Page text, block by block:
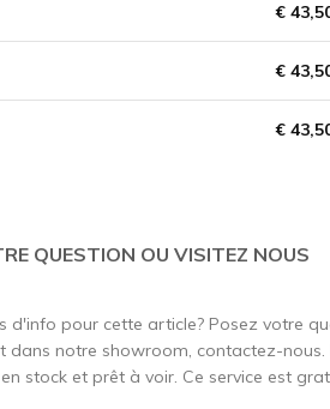
€
€
€
QUESTION OU VISITEZ NOUS
d'info pour cette article? Posez votre
dans notre showroom, contactez-nous.
stock et prêt à voir. Ce service est